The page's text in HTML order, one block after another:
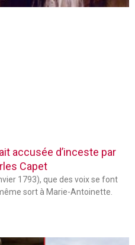
accusée d’inceste par
Capet
1793), que des voix se font
sort à Marie-Antoinette.